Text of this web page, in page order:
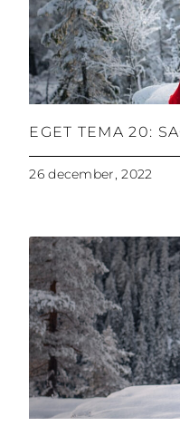
EGET TEMA 20:
26 december, 2022